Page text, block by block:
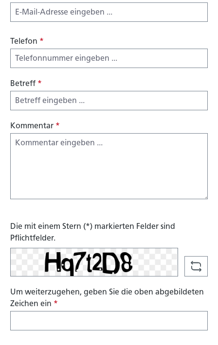
Telefon *
Betreff *
Kommentar *
Die mit einem Stern (*) markierten Felder sind
Pflichtfelder.
Um weiterzugehen, geben Sie die oben abgebildeten
Zeichen ein *